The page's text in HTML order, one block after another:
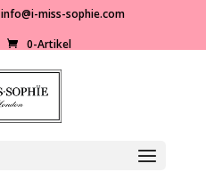
info@i-miss-sophie.com
0-Artikel